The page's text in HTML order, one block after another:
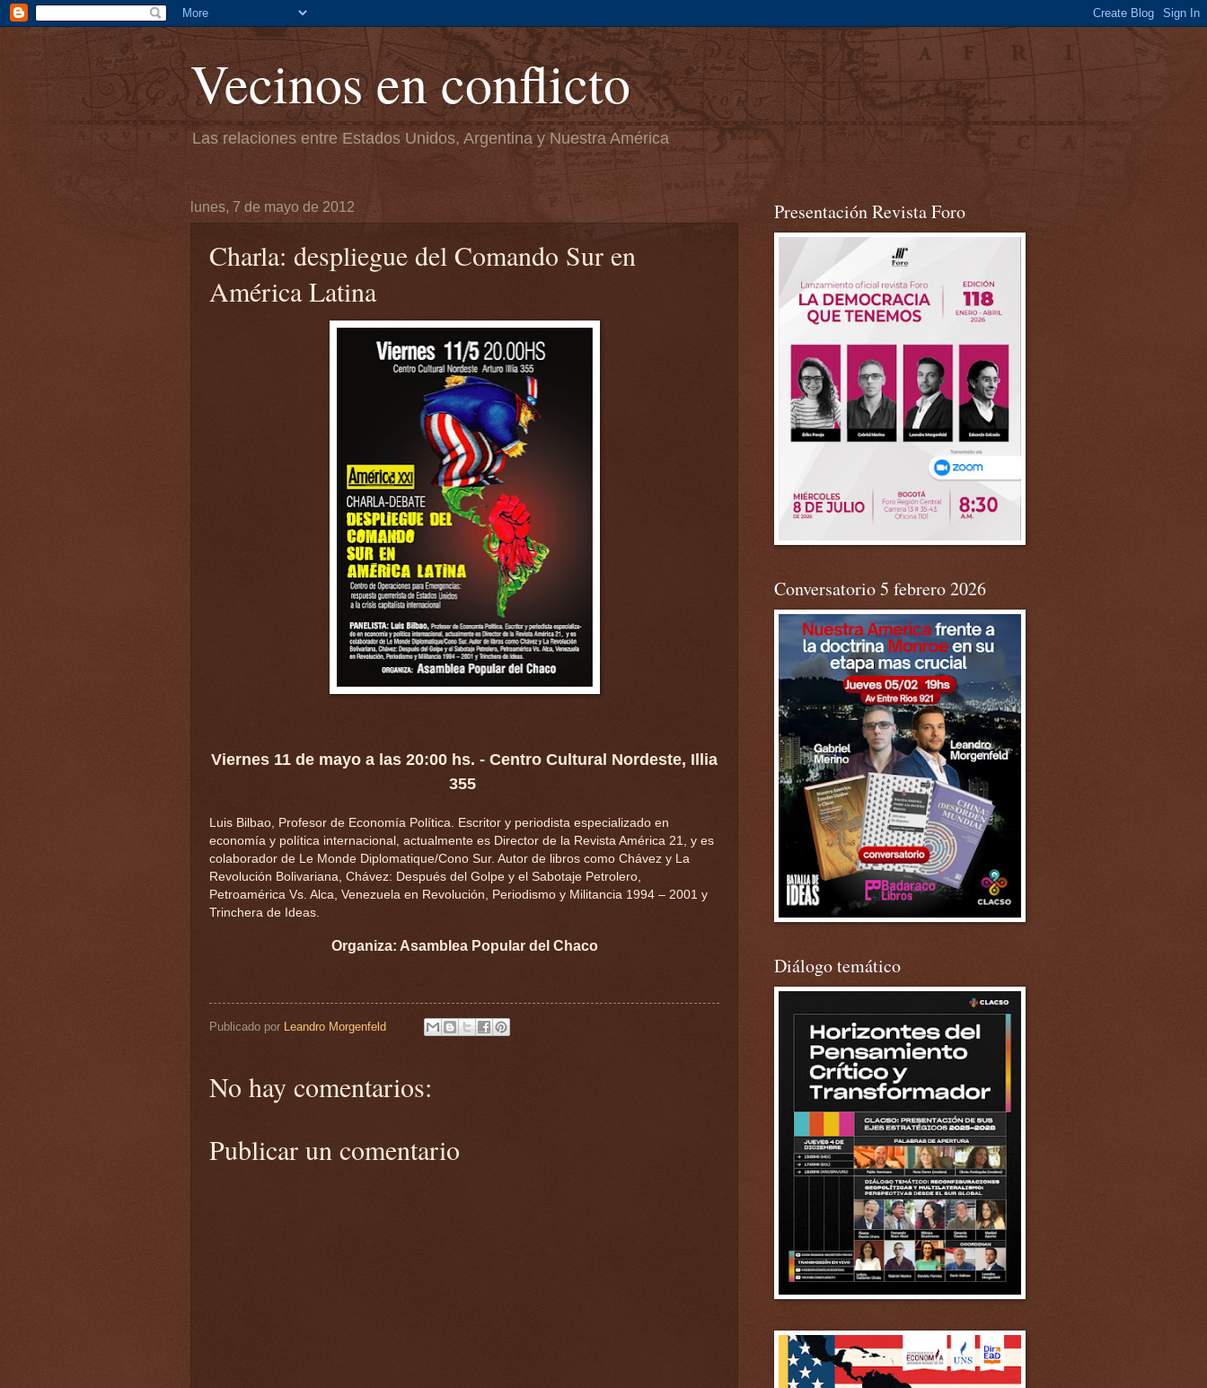
Vecinos en conflicto
Las relaciones entre Estados Unidos, Argentina y Nuestra América
lunes, 7 de mayo de 2012
Charla: despliegue del Comando Sur en
América Latina
Viernes 11 de mayo a las 20:00 hs. - Centro Cultural Nordeste, Illia
355
Luis Bilbao, Profesor de Economía Política. Escritor y periodista especializado en
economía y política internacional, actualmente es Director de la Revista América 21, y es
colaborador de Le Monde Diplomatique/Cono Sur. Autor de libros como Chávez y La
Revolución Bolivariana, Chávez: Después del Golpe y el Sabotaje Petrolero,
Petroamérica Vs. Alca, Venezuela en Revolución, Periodismo y Militancia 1994 – 2001 y
Trinchera de Ideas.
Organiza: Asamblea Popular del Chaco
Publicado por Leandro Morgenfeld
No hay comentarios:
Publicar un comentario
Presentación Revista Foro
Conversatorio 5 febrero 2026
Diálogo temático